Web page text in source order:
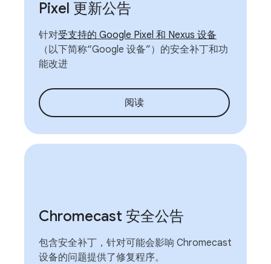
Pixel 更新公告
针对受支持的 Google Pixel 和 Nexus 设备
（以下简称“Google 设备”）的安全补丁和功
能改进
阅读
Chromecast 安全公告
包含安全补丁，针对可能会影响 Chromecast
设备的问题提供了修复程序。